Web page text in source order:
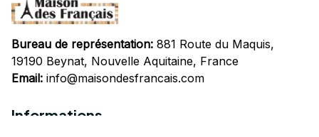
Bureau de représentation: 881 Route du Maquis,
19190 Beynat, Nouvelle Aquitaine, France
Email: info@maisondesfrancais.com
Informations